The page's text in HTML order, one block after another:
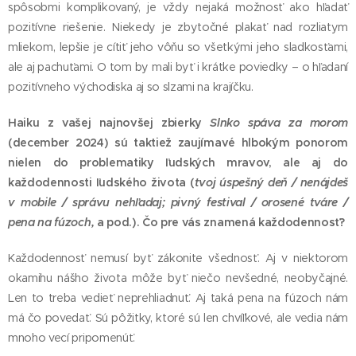
spôsobmi komplikovaný, je vždy nejaká možnosť ako hľadať
pozitívne riešenie. Niekedy je zbytočné plakať nad rozliatym
mliekom, lepšie je cítiť jeho vôňu so všetkými jeho sladkosťami,
ale aj pachuťami. O tom by mali byť i krátke poviedky – o hľadaní
pozitívneho východiska aj so slzami na krajíčku.
Haiku z vašej najnovšej zbierkySlnko spáva za morom
(december 2024) sú taktiež zaujímavé hlbokým ponorom
nielen do problematiky ľudských mravov, ale aj do
každodennosti ľudského života (tvoj úspešný deň / nenájdeš
v mobile / správu nehľadaj; pivný festival / orosené tváre /
pena na fúzoch, a pod.). Čo pre vás znamená každodennosť?
Každodennosť nemusí byť zákonite všednosť. Aj v niektorom
okamihu nášho života môže byť niečo nevšedné, neobyčajné.
Len to treba vedieť neprehliadnuť. Aj taká pena na fúzoch nám
má čo povedať. Sú pôžitky, ktoré sú len chvíľkové, ale vedia nám
mnoho vecí pripomenúť.